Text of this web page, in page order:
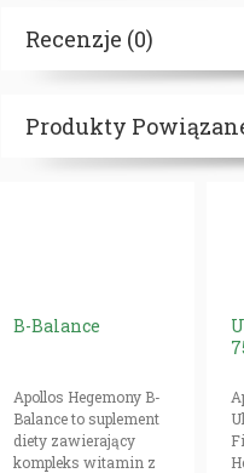
Recenzje (0)
Produkty
B-Balance
Apollos Hegemony B-
Balance to suplement
diety zawierający
kompleks witamin z